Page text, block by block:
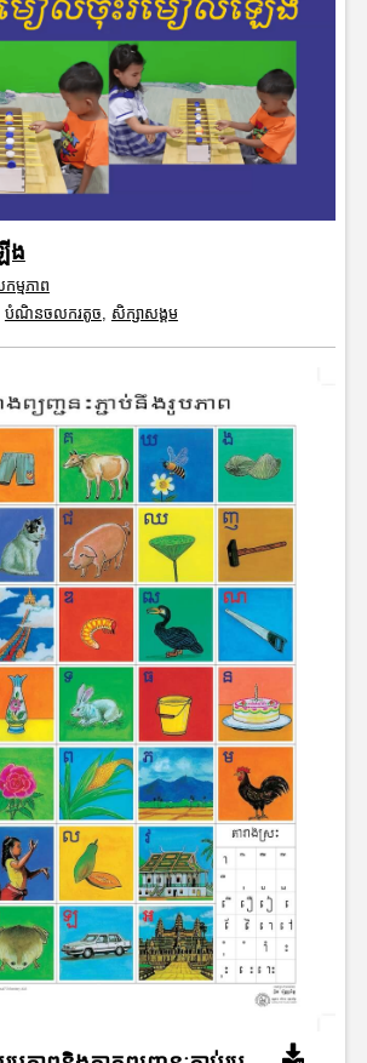
ង
ម្មភាព
បំណិនចលករតូច សិក្សាសង្គម